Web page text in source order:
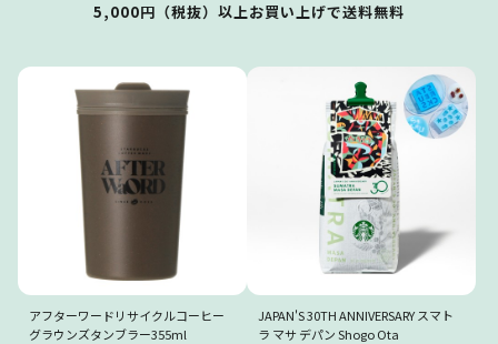
5,000円（税抜）以上お買い上げで送料無料
アフターワードリサイクルコーヒー
グラウンズタンブラー355ml
JAPAN'S 30TH ANNIVERSARY スマト
ラ マサ デパン Shogo Ota